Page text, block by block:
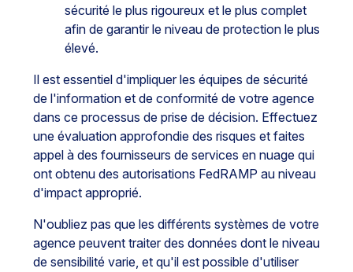
sécurité le plus rigoureux et le plus complet
afin de garantir le niveau de protection le plus
élevé.
Il est essentiel d'impliquer les équipes de sécurité
de l'information et de conformité de votre agence
dans ce processus de prise de décision. Effectuez
une évaluation approfondie des risques et faites
appel à des fournisseurs de services en nuage qui
ont obtenu des autorisations FedRAMP au niveau
d'impact approprié.
N'oubliez pas que les différents systèmes de votre
agence peuvent traiter des données dont le niveau
de sensibilité varie, et qu'il est possible d'utiliser